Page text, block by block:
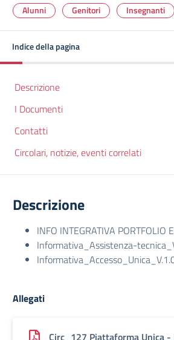
Alunni Genitori Insegnanti
Indice della pagina
Descrizione
I Documenti
Contatti
Circolari, notizie, eventi correlati
Descrizione
INFO INTEGRATIVA PORTFOLIO
Informativa_Assistenza-
Allegati
Circ_127 Piattaforma Unica